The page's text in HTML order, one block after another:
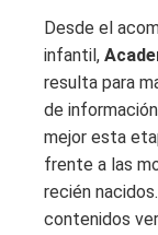
Desde el
infantil,
resulta para
de
mejor esta
frente a las
recién
contenidos